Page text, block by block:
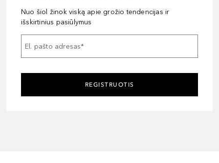
Nuo šiol žinok viską apie grožio tendencijas ir
išskirtinius pasiūlymus
El. pašto adresas*
REGISTRUOTIS